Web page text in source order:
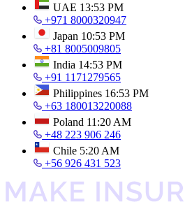
UAE 13:53 PM
+971 8000320947
Japan 10:53 PM
+81 8005009805
India 14:53 PM
+91 1171279565
Philippines 16:53 PM
+63 180013220088
Poland 11:20 AM
+48 223 906 246
Chile 5:20 AM
+56 926 431 523